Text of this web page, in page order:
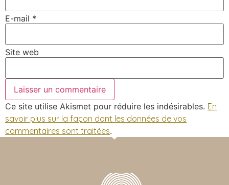
E-mail *
Site web
Ce site utilise Akismet pour réduire les indésirables. En
savoir plus sur la façon dont les données de vos
commentaires sont traitées.